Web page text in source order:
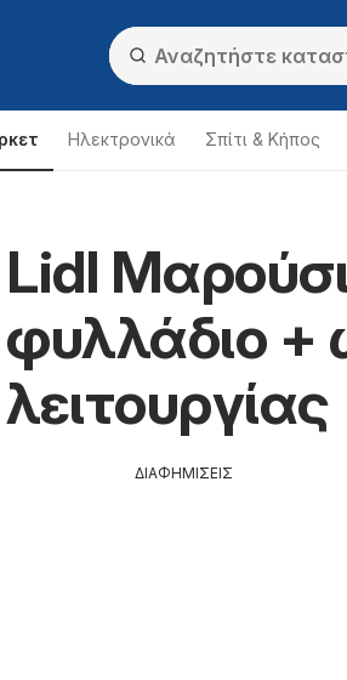
Hλεκτρονικά Σπίτι & Κήπος
Lidl
φυλλάδιο +
λειτουργίας
ΔΙΑΦΗΜΙΣΕΙΣ